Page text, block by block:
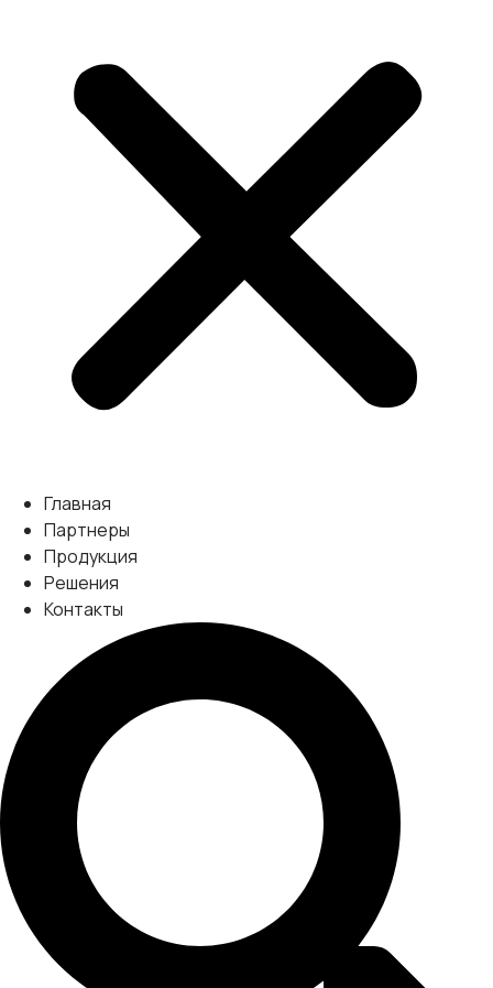
Главная
Партнеры
Продукция
Решения
Контакты